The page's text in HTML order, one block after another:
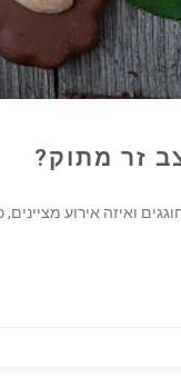
זר מתוק?
ואיזה אירוע